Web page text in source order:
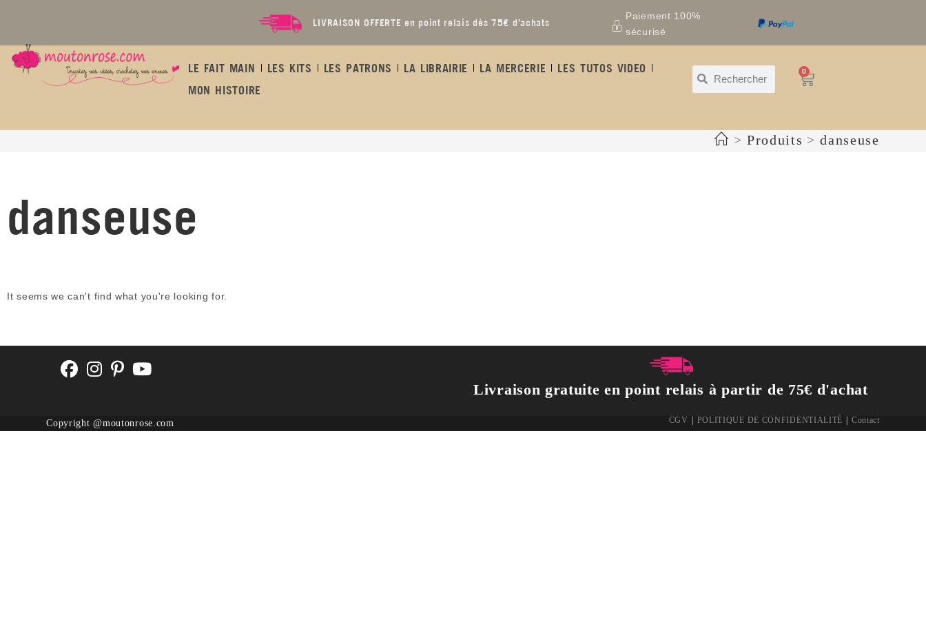
LIVRAISON OFFERTE en point relais dès 75€ d’achats
Paiement 100%
sécurisé
LE FAIT MAIN LES KITS LES PATRONS LA LIBRAIRIE LA MERCERIE
LES TUTOS VIDEO
MON HISTOIRE
0
> Produits > danseuse
danseuse
It seems we can't find what you're looking for.
Livraison gratuite en point relais à partir de 75€ d'achat
CGV POLITIQUE DE CONFIDENTIALITÉ Contact
Copyright @moutonrose.com